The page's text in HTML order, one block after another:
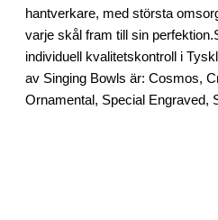
hantverkare, med största
varje skål fram till sin
individuell kvalitetskontroll i
av Singing Bowls är: Cosmos,
Ornamental, Special Engraved,